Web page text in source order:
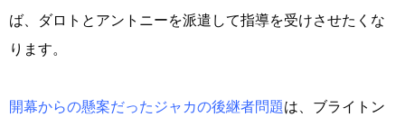
ば、ダロトとアントニーを派遣して指導を受けさせたくな
ります。
開幕からの懸案だったジャカの後継者問題は、ブライトン